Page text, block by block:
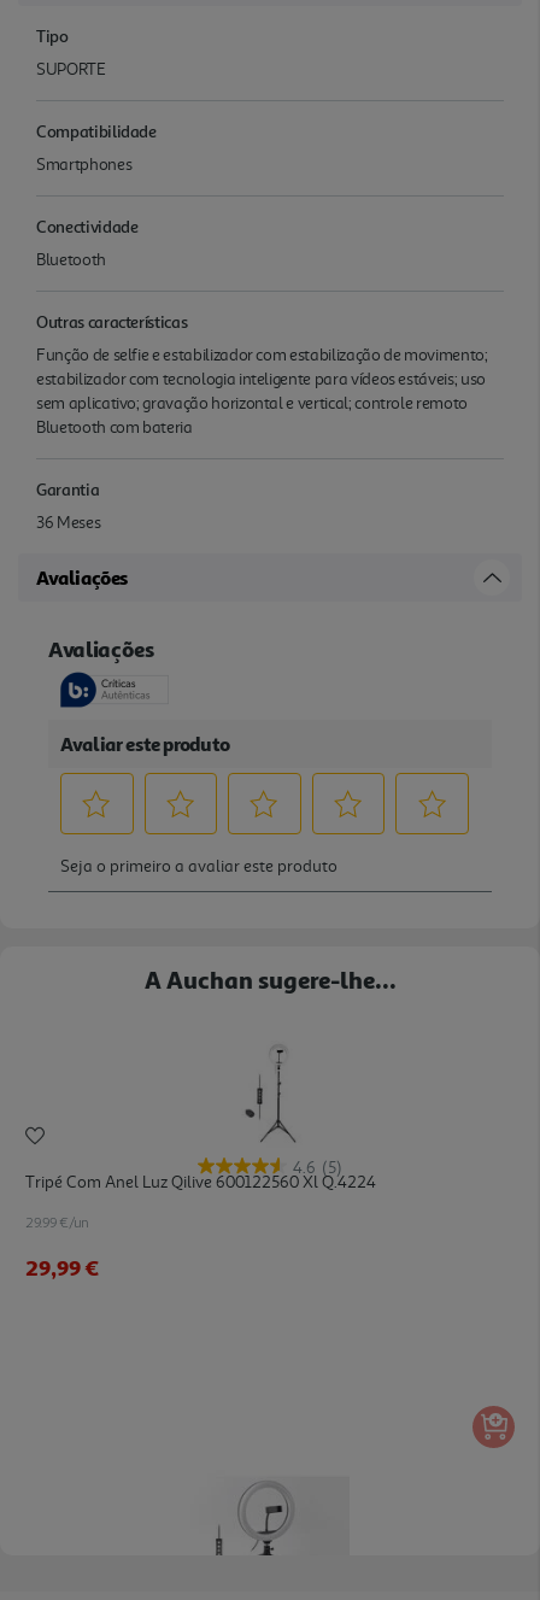
Tipo
SUPORTE
Compatibilidade
Smartphones
Conectividade
Bluetooth
Outras características
Função de selfie e estabilizador com estabilização de movimento;
estabilizador com tecnologia inteligente para vídeos estáveis; uso
sem aplicativo; gravação horizontal e vertical; controle remoto
Bluetooth com bateria
Garantia
36 Meses
Avaliações
A Auchan sugere-lhe...
4.6 (5)
Tripé Com Anel Luz Qilive 600122560 Xl Q.4224
29.99 €/un
29,99 €